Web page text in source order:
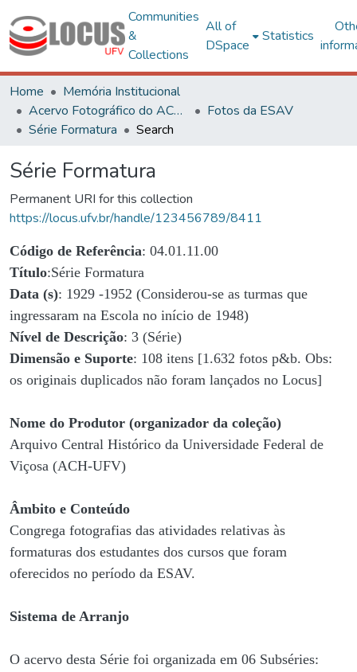
Communities
&
Collections
All of
DSpace
Statistics
Home
Memória Institucional
Acervo Fotográfico do ACH-UFV
Fotos da ESAV
Série Formatura
Search
Série Formatura
Permanent URI for this collection
https://locus.ufv.br/handle/123456789/8411
Código de Referência: 04.01.11.00
Título:Série Formatura
Data (s): 1929 -1952 (Considerou-se as turmas que
ingressaram na Escola no início de 1948)
Nível de Descrição: 3 (Série)
Dimensão e Suporte: 108 itens [1.632 fotos p&b. Obs:
os originais duplicados não foram lançados no Locus]
Nome do Produtor (organizador da coleção)
Arquivo Central Histórico da Universidade Federal de
Viçosa (ACH-UFV)
Âmbito e Conteúdo
Congrega fotografias das atividades relativas às
formaturas dos estudantes dos cursos que foram
oferecidos no período da ESAV.
Sistema de Arranjo
O acervo desta Série foi organizada em 06 Subséries: